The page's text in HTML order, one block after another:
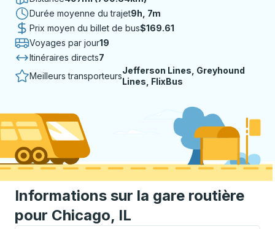
Durée moyenne du trajet9 heures 7 minutes
9h, 7m
Prix moyen du billet de bus$169.61
Voyages par jour19
Itinéraires directs7
Meilleurs transporteurs
Jefferson Lines, Greyhound
Lines, FlixBus
Informations sur la gare routière
pour Chicago, IL